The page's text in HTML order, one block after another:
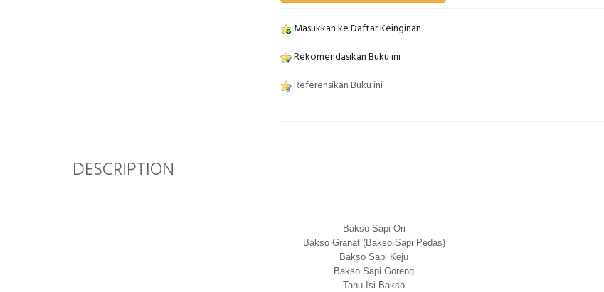
Masukkan ke Daftar Keinginan
Rekomendasikan Buku ini
Referensikan Buku ini
DESCRIPTION
Bakso Sapi Ori
Bakso Granat (Bakso Sapi Pedas)
Bakso Sapi Keju
Bakso Sapi Goreng
Tahu Isi Bakso